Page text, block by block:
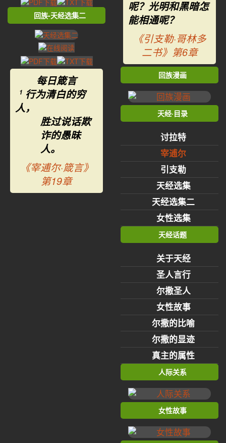
回族-天经选集二
每日箴言
1 行为清白的穷
人，
胜过说话欺
诈的愚昧
人。
《宰逋尔·箴言》
第19章
呢？光明和黑暗怎
能相通呢？
《引支勒·哥林多
二书》第6章
回族漫画
天经·目录
讨拉特
宰逋尔
引支勒
天经选集
天经选集二
女性选集
天经话题
关于天经
圣人言行
尔撒圣人
女性故事
尔撒的比喻
尔撒的显迹
真主的属性
人际关系
女性故事